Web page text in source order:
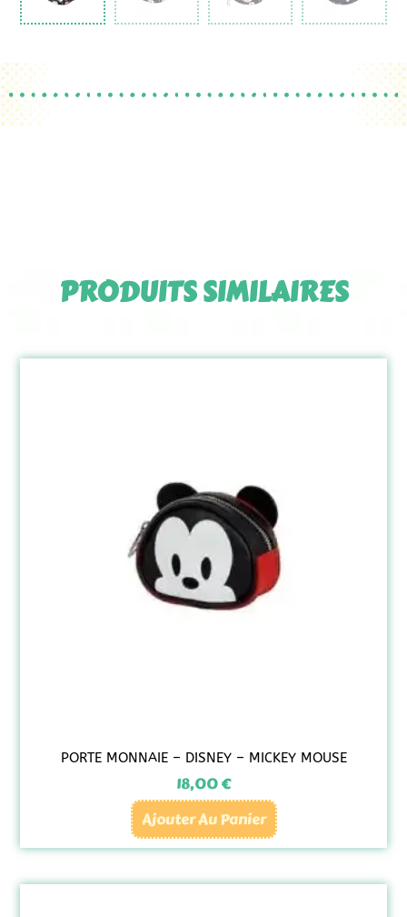
PRODUITS SIMILAIRES
PORTE MONNAIE – DISNEY – MICKEY MOUSE
18,00€
Ajouter Au Panier